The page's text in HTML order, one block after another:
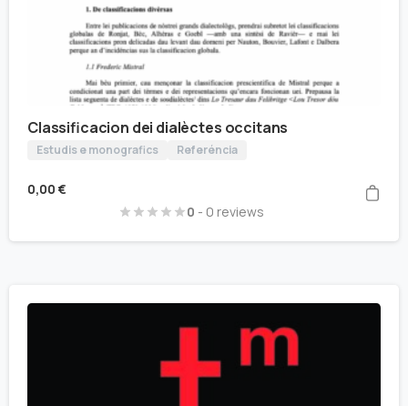
Classificacion dei dialèctes occitans
Estudis e monografics Referéncia
0,00 €
0 - 0 reviews